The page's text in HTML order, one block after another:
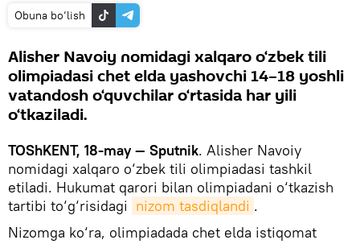
Obuna bo‘lish
Alisher Navoiy nomidagi xalqaro o‘zbek tili
olimpiadasi chet elda yashovchi 14–18 yoshli
vatandosh o‘quvchilar o‘rtasida har yili
o‘tkaziladi.
TOShKENT, 18-may — Sputnik. Alisher Navoiy
nomidagi xalqaro o‘zbek tili olimpiadasi tashkil
etiladi. Hukumat qarori bilan olimpiadani o‘tkazish
tartibi to‘g‘risidagi nizom tasdiqlandi .
Nizomga ko‘ra, olimpiadada chet elda istiqomat